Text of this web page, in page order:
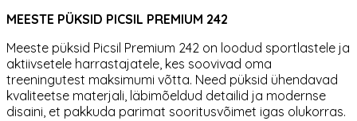
MEESTE PÜKSID PICSIL PREMIUM 242
Meeste püksid Picsil Premium 242 on loodud sportlastele ja
aktiivsetele harrastajatele, kes soovivad oma
treeningutest maksimumi võtta. Need püksid ühendavad
kvaliteetse materjali, läbimõeldud detailid ja modernse
disaini, et pakkuda parimat sooritusvõimet igas olukorras.